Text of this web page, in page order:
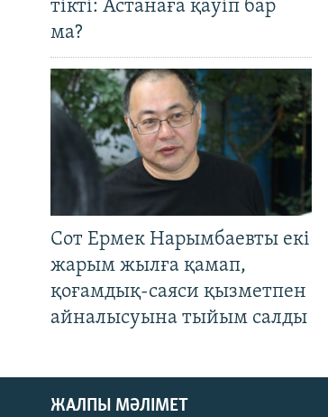
тікті: Астанаға қауіп бар
ма?
Сот Ермек Нарымбаевты екі
жарым жылға қамап,
қоғамдық-саяси қызметпен
айналысуына тыйым салды
ЖАЛПЫ МӘЛІМЕТ